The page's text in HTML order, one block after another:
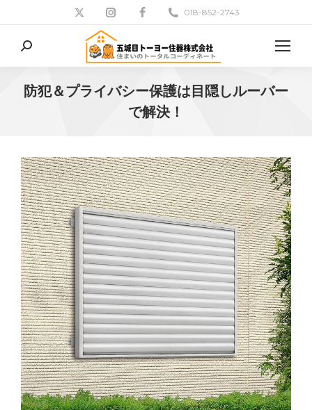
018-852-2743
検
索:
防犯＆プライバシー保護は目隠しルーバー
で解決！